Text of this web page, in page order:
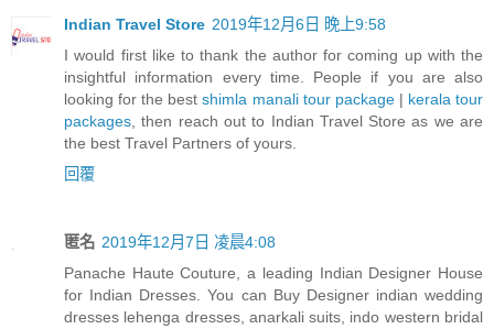
Indian Travel Store 2019年12月6日 晚上9:58
I would first like to thank the author for coming up with the
insightful information every time. People if you are also
looking for the bestshimla manali tour package| kerala tour
packages , then reach out to Indian Travel Store as we are
the best Travel Partners of yours.
回覆
匿名 2019年12月7日 凌晨4:08
Panache Haute Couture, a leading Indian Designer House
for Indian Dresses. You can Buy Designer indian wedding
dresses lehenga dresses, anarkali suits, indo western bridal